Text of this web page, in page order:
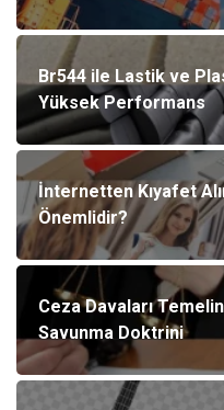
Br544 ile Lastik ve
Yüksek Performans
İnternetten Kıyafet
Önemlidir?
Ceza Davaları
Savunma Doktrini